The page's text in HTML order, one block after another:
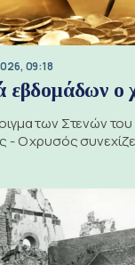
09:18
εβδομάδων ο
των Στενών
- Ο χρυσός